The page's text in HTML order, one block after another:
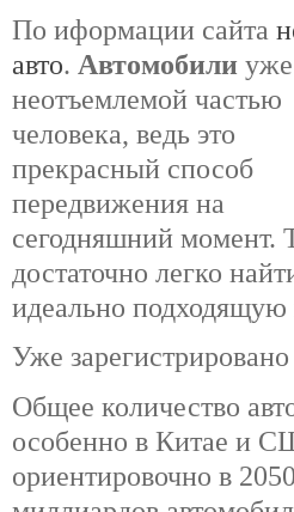
По иформации сайта
авто. Автомобили
неотъемлемой частью
человека, ведь это
прекрасный способ
передвижения на
сегодняшний момент.
достаточно легко
идеально
Уже
Общее количество
особенно в Китае и
ориентировочно в